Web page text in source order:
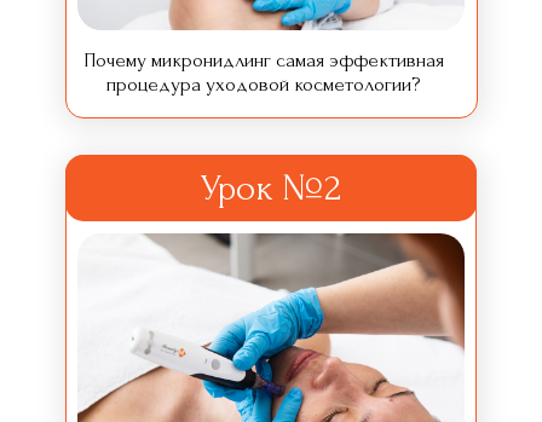
Почему микронидлинг самая эффективная
процедура уходовой косметологии?
Урок №2